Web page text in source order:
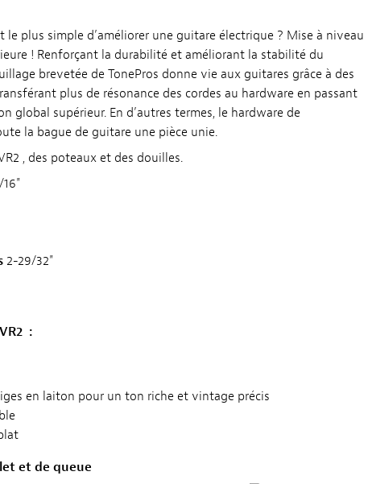
plus simple d’améliorer une guitare électrique ? Mise à niveau
! Renforçant la durabilité et améliorant la stabilité du
brevetée de TonePros donne vie aux guitares grâce à des
plus de résonance des cordes au hardware en passant
global supérieur. En d’autres termes, le hardware de
la bague de guitare une pièce unie.
, des poteaux et des douilles.
16"
2-29/32"
:
en laiton pour un ton riche et vintage précis
et de queue